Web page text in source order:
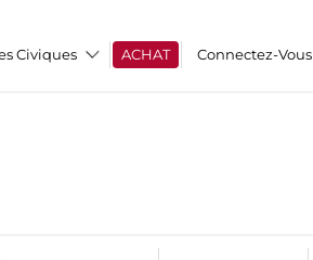
Civiques ACHAT Connectez-Vous